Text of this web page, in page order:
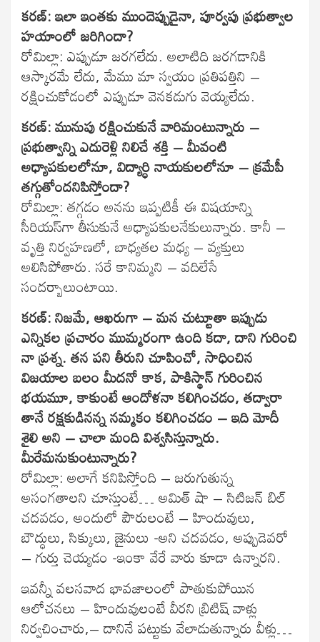
కరణ్: ఇలా ఇంతకు ముందెప్పుడైనా, పూర్వపు ప్రభుత్వాల
హయాంలో జరిగిందా?
రోమిల్లా: ఎప్పుడూ జరగలేదు. అలాటిది జరగడానికి
ఆస్కారమే లేదు, మేము మా స్వయం ప్రతిపత్తిని –
రక్షించుకోడంలో ఎప్పుడూ వెనకడుగు వెయ్యలేదు.
కరణ్: మునుపు రక్షించుకునే వారిమంటున్నారు –
ప్రభుత్వాన్ని ఎదురెళ్లి నిలిచే శక్తి – మీవంటి
అధ్యాపకులలోనూ, విద్యార్ధి నాయకులలోనూ – క్రమేపీ
తగ్గుతోందనిపిస్తోందా?
రోమిల్లా: తగ్గడం అనను ఇప్పటికీ ఈ విషయాన్ని
సీరియస్‌గా తీసుకునే అధ్యాపకులనేకులున్నారు. కానీ –
వృత్తి నిర్వహణలో, బాధ్యతల మధ్య – వ్యక్తులు
అలిసిపోతారు. సరే కానిమ్మని – వదిలేసే
సందర్బాలుంటాయి.
కరణ్: నిజమే, ఆఖరుగా – మన చుట్టూతా ఇప్పుడు
ఎన్నికల ప్రచారం ముమ్మరంగా ఉంది కదా, దాని గురించి
నా ప్రశ్న. తన పని తీరుని చూపించో, సాధించిన
విజయాల బలం మీదనో కాక, పాకిస్థాన్ గురించిన
భయమూ, కాకుంటే ఆందోళనా కలిగించడం, తద్వారా
తానే రక్షకుడినన్న నమ్మకం కలిగించడం – ఇది మోదీ
శైలి అని – చాలా మంది విశ్వసిస్తున్నారు.
మీరేమనుకుంటున్నారు?
రోమిల్లా: అలాగే కనిపిస్తోంది – జరుగుతున్న
అసంగతాలని చూస్తుంటే… అమిత్ షా – సిటిజన్ బిల్
చదవడం, అందులో పౌరులంటే – హిందువులు,
బౌద్ధులు, సిక్కులు, జైనులు -అని చదవడం, అప్పుడెవరో
– గుర్తు చెయ్యడం -ఇంకా వేరే వారు కూడా ఉన్నారని.
ఇవన్నీ వలసవాద భావజాలంలో పాతుకుపోయిన
ఆలోచనలు – హిందువులంటే వీరని బ్రిటిష్ వాళ్లు
నిర్వచించారు,– దానినే పట్టుకు వేలాడుతున్నారు వీళ్లు…